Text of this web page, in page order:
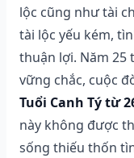
lộc cũng như tài
tài lộc yếu kém,
thuận lợi. Năm 25
vững chắc, cuộc
Tuổi Canh Tý từ
này không được
sống thiếu thốn